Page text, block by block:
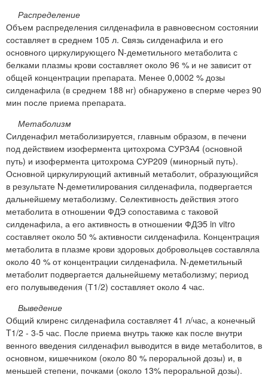
Распределение
Объем распределения силденафила в равновесном состоянии
составляет в среднем 105 л. Связь силденафила и его
основного циркулирующего N-деметильного метаболита с
белками плазмы крови составляет около 96 % и не зависит от
общей концентрации препарата. Менее 0,0002 % дозы
силденафила (в среднем 188 нг) обнаружено в сперме через 90
мин после приема препарата.
Метаболизм
Силденафил метаболизируется, главным образом, в печени
под действием изофермента цитохрома СУР3А4 (основной
путь) и изофермента цитохрома СУР209 (минорный путь).
Основной циркулирующий активный метаболит, образующийся
в результате N-деметилирования силденафила, подвергается
дальнейшему метаболизму. Селективность действия этого
метаболита в отношении ФДЭ сопоставима с таковой
силденафила, а его активность в отношении ФДЭ5 in vitro
составляет около 50 % активности силденафила. Концентрация
метаболита в плазме крови здоровых добровольцев составляла
около 40 % от концентрации силденафила. N-деметильный
метаболит подвергается дальнейшему метаболизму; период
его полувыведения (Т1/2) составляет около 4 час.
Выведение
Общий клиренс силденафила составляет 41 л/час, а конечный
T1/2 - 3-5 час. После приема внутрь также как после внутри
венного введения силденафил выводится в виде метаболитов, в
основном, кишечником (около 80 % пероральной дозы) и, в
меньшей степени, почками (около 13% пероральной дозы).